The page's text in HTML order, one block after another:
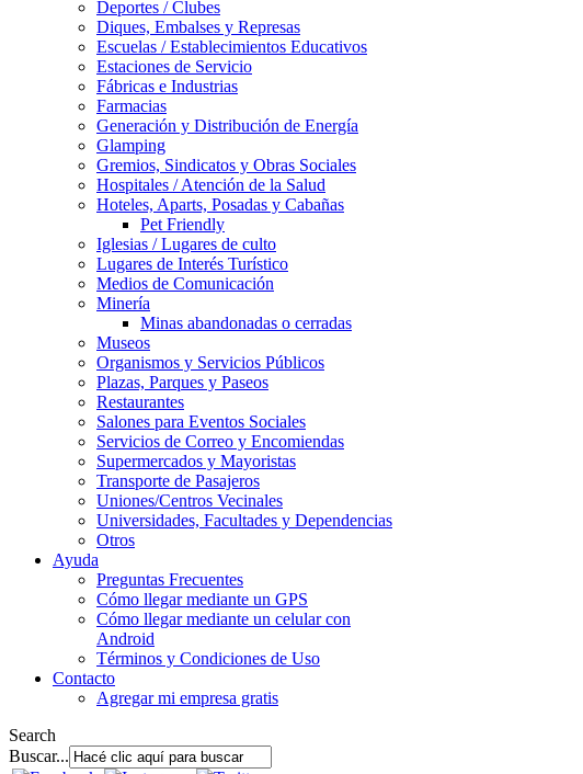
Deportes / Clubes
Diques, Embalses y Represas
Escuelas / Establecimientos Educativos
Estaciones de Servicio
Fábricas e Industrias
Farmacias
Generación y Distribución de Energía
Glamping
Gremios, Sindicatos y Obras Sociales
Hospitales / Atención de la Salud
Hoteles, Aparts, Posadas y Cabañas
Pet Friendly
Iglesias / Lugares de culto
Lugares de Interés Turístico
Medios de Comunicación
Minería
Minas abandonadas o cerradas
Museos
Organismos y Servicios Públicos
Plazas, Parques y Paseos
Restaurantes
Salones para Eventos Sociales
Servicios de Correo y Encomiendas
Supermercados y Mayoristas
Transporte de Pasajeros
Uniones/Centros Vecinales
Universidades, Facultades y Dependencias
Otros
Ayuda
Preguntas Frecuentes
Cómo llegar mediante un GPS
Cómo llegar mediante un celular con
Android
Términos y Condiciones de Uso
Contacto
Agregar mi empresa gratis
Search
Buscar...